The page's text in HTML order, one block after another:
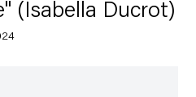
(Isabella Ducrot)